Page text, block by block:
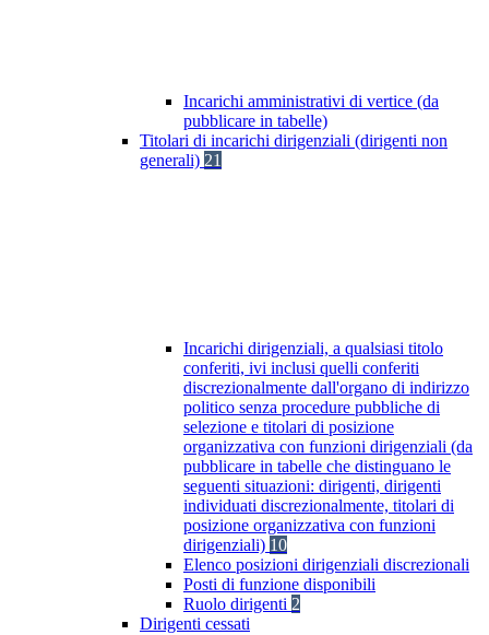
Incarichi amministrativi di vertice (da
pubblicare in tabelle)
Titolari di incarichi dirigenziali (dirigenti non
generali) 21
Incarichi dirigenziali, a qualsiasi titolo
conferiti, ivi inclusi quelli conferiti
discrezionalmente dall'organo di indirizzo
politico senza procedure pubbliche di
selezione e titolari di posizione
organizzativa con funzioni dirigenziali (da
pubblicare in tabelle che distinguano le
seguenti situazioni: dirigenti, dirigenti
individuati discrezionalmente, titolari di
posizione organizzativa con funzioni
dirigenziali) 10
Elenco posizioni dirigenziali discrezionali
Posti di funzione disponibili
Ruolo dirigenti 2
Dirigenti cessati